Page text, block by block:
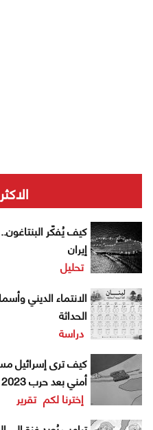
كيف يُفكّر
إيران
تحليل
الانتماء الديني
الحداثة
دراسة
كيف ترى إسرائيل
أمني بعد حرب 2023
إخترنا لكم تقرير